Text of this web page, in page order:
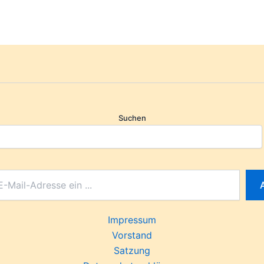
Suchen
Impressum
Vorstand
Satzung